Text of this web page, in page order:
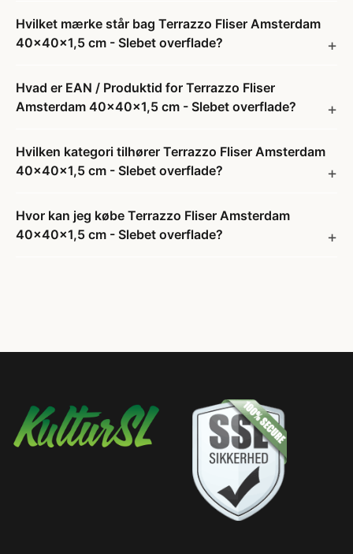
Hvilket mærke står bag Terrazzo Fliser Amsterdam
40x40x1,5 cm - Slebet overflade?
Hvad er EAN / Produktid for Terrazzo Fliser
Amsterdam 40x40x1,5 cm - Slebet overflade?
Hvilken kategori tilhører Terrazzo Fliser Amsterdam
40x40x1,5 cm - Slebet overflade?
Hvor kan jeg købe Terrazzo Fliser Amsterdam
40x40x1,5 cm - Slebet overflade?